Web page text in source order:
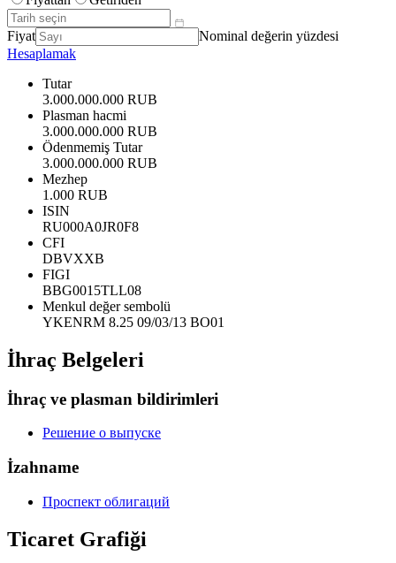
Fiyat
Nominal değerin yüzdesi
Hesaplamak
Tutar
3.000.000.000 RUB
Plasman hacmi
3.000.000.000 RUB
Ödenmemiş Tutar
3.000.000.000 RUB
Mezhep
1.000 RUB
ISIN
RU000A0JR0F8
CFI
DBVXXB
FIGI
BBG0015TLL08
Menkul değer sembolü
YKENRM 8.25 09/03/13 BO01
İhraç Belgeleri
İhraç ve plasman bildirimleri
Решение о выпуске
İzahname
Проспект облигаций
Ticaret Grafiği